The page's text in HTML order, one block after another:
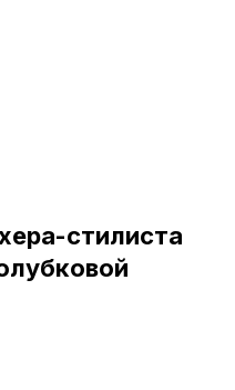
стилиста